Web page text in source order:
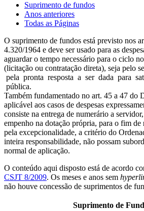
Suprimento de fundos
Anos anteriores
Todas as Páginas
O suprimento de fundos está previsto nos
4.320/1964 e deve ser usado para as
aguardar o tempo necessário para o ciclo
(licitação ou contratação direta), seja pelo
pela pronta resposta a ser dada para
pública.
Também fundamentado no art. 45 a 47 do
aplicável aos casos de despesas
consiste na entrega de numerário a
empenho na dotação própria, para o fim de
pela excepcionalidade, a critério do
inteira responsabilidade, não possam
normal de aplicação.
O conteúdo aqui disposto está de acordo
CSJT 8/2009. Os meses e anos sem
não houve concessão de suprimentos de
Suprimento de